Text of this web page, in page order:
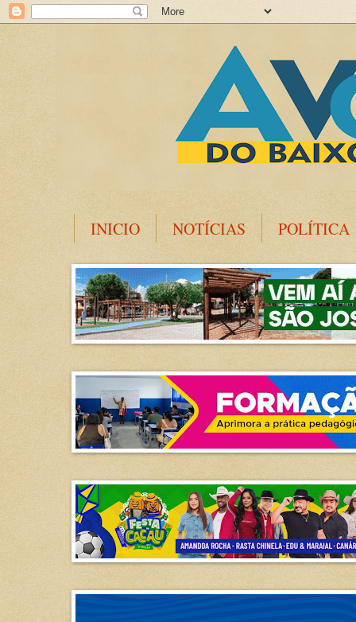
INICIO NOTÍCIAS POLÍTICA